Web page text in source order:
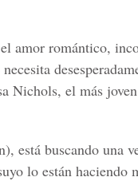
amor romántico,
Nichols, el más
está buscando una
lo están